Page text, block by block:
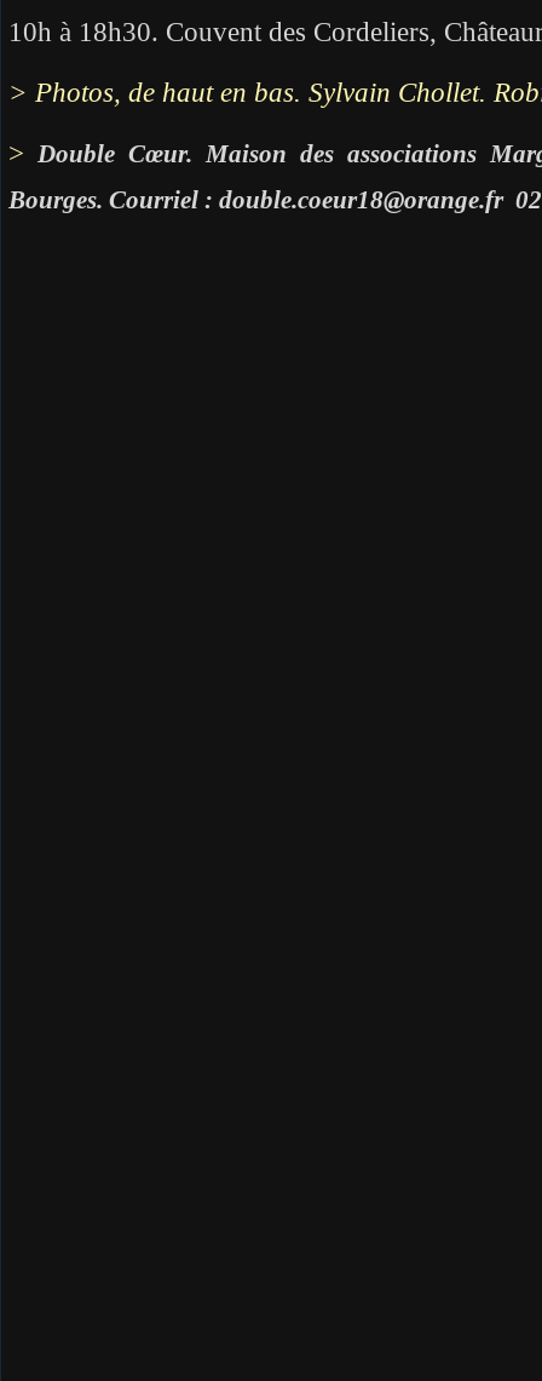
10h à 18h30. Couvent des Cordeliers,
> Photos, de haut en bas. Sylvain Chollet.
>Double Cœur. Maison des associations
Bourges. Courriel : double.coeur18@orange.fr